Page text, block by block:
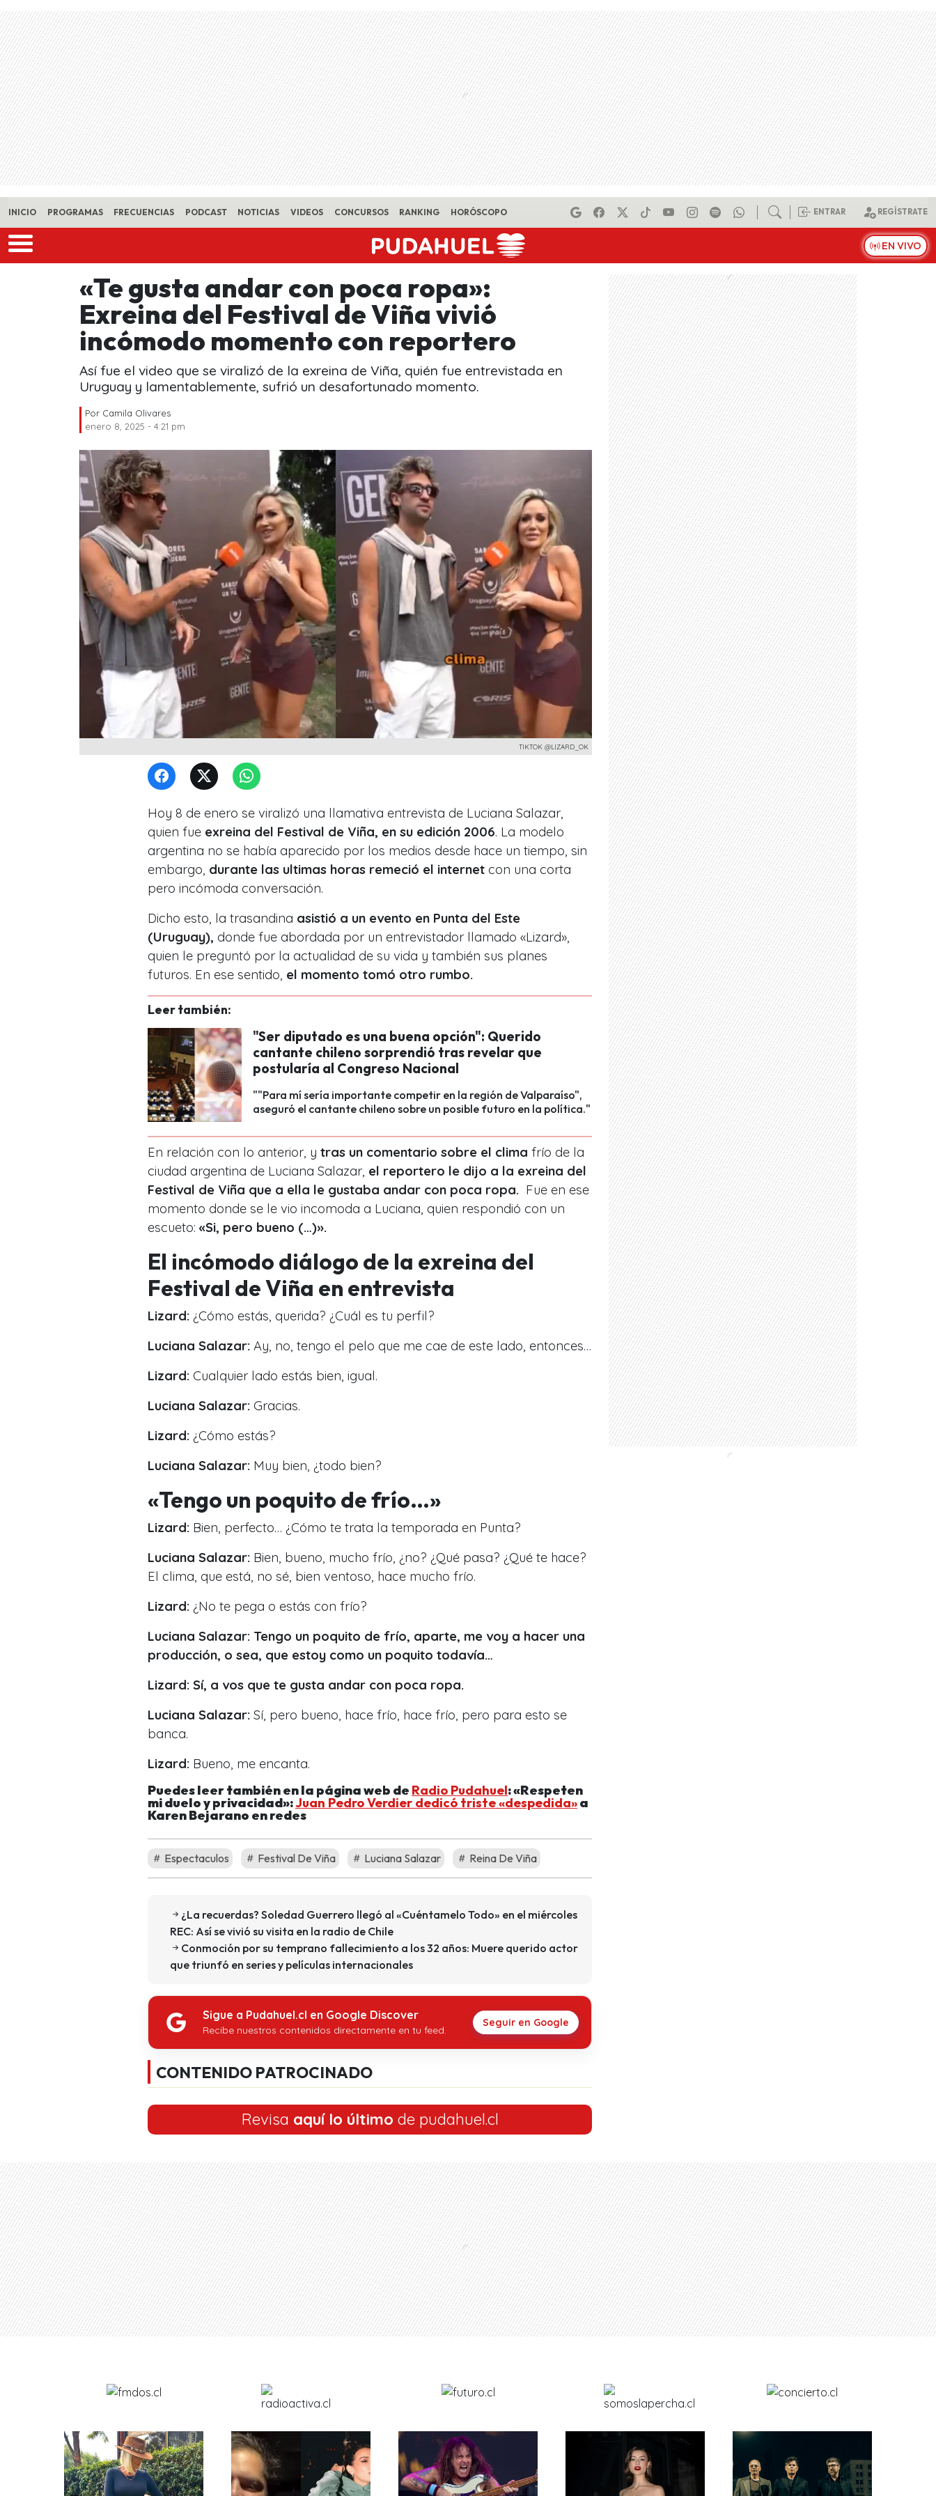
Skip to main content
INICIO PROGRAMAS FRECUENCIAS PODCAST NOTICIAS VIDEOS CONCURSOS RANKING HORÓSCOPO ENTRAR REGÍSTRATE
EN VIVO
«Te gusta andar con poca ropa»:
Exreina del Festival de Viña vivió
incómodo momento con reportero
Así fue el video que se viralizó de la exreina de Viña, quién fue entrevistada en
Uruguay y lamentablemente, sufrió un desafortunado momento.
Por Camila Olivares
enero 8, 2025 - 4:21 pm
TIKTOK @LIZARD_OK
Hoy 8 de enero se viralizó una llamativa entrevista de Luciana Salazar,
quien fue exreina del Festival de Viña, en su edición 2006. La modelo
argentina no se había aparecido por los medios desde hace un tiempo, sin
embargo, durante las ultimas horas remeció el internet con una corta
pero incómoda conversación.
Dicho esto, la trasandina asistió a un evento en Punta del Este
(Uruguay), donde fue abordada por un entrevistador llamado «Lizard»,
quien le preguntó por la actualidad de su vida y también sus planes
futuros. En ese sentido, el momento tomó otro rumbo.
Leer también:
"Ser diputado es una buena opción": Querido
cantante chileno sorprendió tras revelar que
postularía al Congreso Nacional
""Para mí sería importante competir en la región de Valparaíso",
aseguró el cantante chileno sobre un posible futuro en la política."
En relación con lo anterior, y tras un comentario sobre el clima frío de la
ciudad argentina de Luciana Salazar, el reportero le dijo a la exreina del
Festival de Viña que a ella le gustaba andar con poca ropa. Fue en ese
momento donde se le vio incomoda a Luciana, quien respondió con un
escueto: «Si, pero bueno (…)».
El incómodo diálogo de la exreina del
Festival de Viña en entrevista
Lizard: ¿Cómo estás, querida? ¿Cuál es tu perfil?
Luciana Salazar: Ay, no, tengo el pelo que me cae de este lado, entonces…
Lizard: Cualquier lado estás bien, igual.
Luciana Salazar: Gracias.
Lizard: ¿Cómo estás?
Luciana Salazar: Muy bien, ¿todo bien?
«Tengo un poquito de frío…»
Lizard: Bien, perfecto… ¿Cómo te trata la temporada en Punta?
Luciana Salazar: Bien, bueno, mucho frío, ¿no? ¿Qué pasa? ¿Qué te hace?
El clima, que está, no sé, bien ventoso, hace mucho frío.
Lizard: ¿No te pega o estás con frío?
Luciana Salazar: Tengo un poquito de frío, aparte, me voy a hacer una
producción, o sea, que estoy como un poquito todavía…
Lizard: Sí, a vos que te gusta andar con poca ropa.
Luciana Salazar: Sí, pero bueno, hace frío, hace frío, pero para esto se
banca.
Lizard: Bueno, me encanta.
Puedes leer también en la página web de Radio Pudahuel: «Respeten
mi duelo y privacidad»:Juan Pedro Verdier dedicó triste «despedida»a
Karen Bejarano en redes
Espectaculos Festival De Viña Luciana Salazar Reina De Viña
¿La recuerdas? Soledad Guerrero llegó al «Cuéntamelo Todo» en el miércoles
REC: Así se vivió su visita en la radio de Chile
Conmoción por su temprano fallecimiento a los 32 años: Muere querido actor
que triunfó en series y películas internacionales
Sigue a Pudahuel.cl en Google Discover
Recibe nuestros contenidos directamente en tu feed.
Seguir en Google
CONTENIDO PATROCINADO
Revisa aquí lo último de pudahuel.cl